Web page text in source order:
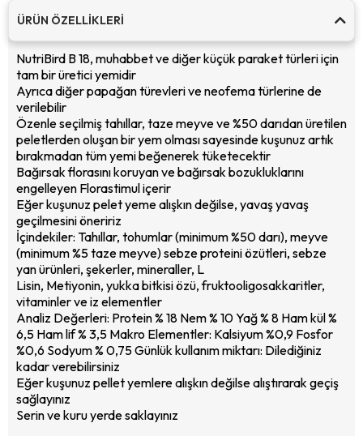
ÜRÜN ÖZELLIKLERI
NutriBird B 18, muhabbet ve diğer küçük paraket türleri için
tam bir üretici yemidir
Ayrıca diğer papağan türevleri ve neofema türlerine de
verilebilir
Özenle seçilmiş tahıllar, taze meyve ve %50 darıdan üretilen
peletlerden oluşan bir yem olması sayesinde kuşunuz artık
bırakmadan tüm yemi beğenerek tüketecektir
Bağırsak florasını koruyan ve bağırsak bozukluklarını
engelleyen Florastimul içerir
Eğer kuşunuz pelet yeme alışkın değilse, yavaş yavaş
geçilmesini öneririz
İçindekiler: Tahıllar, tohumlar (minimum %50 darı), meyve
(minimum %5 taze meyve) sebze proteini özütleri, sebze
yan ürünleri, şekerler, mineraller, L
Lisin, Metiyonin, yukka bitkisi özü, fruktooligosakkaritler,
vitaminler ve iz elementler
Analiz Değerleri: Protein % 18 Nem % 10 Yağ % 8 Ham kül %
6,5 Ham lif % 3,5 Makro Elementler: Kalsiyum %0,9 Fosfor
%0,6 Sodyum % 0,75 Günlük kullanım miktarı: Dilediğiniz
kadar verebilirsiniz
Eğer kuşunuz pellet yemlere alışkın değilse alıştırarak geçiş
sağlayınız
Serin ve kuru yerde saklayınız